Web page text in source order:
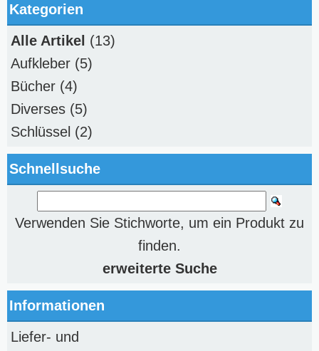
Kategorien
Alle Artikel (13)
Aufkleber (5)
Bücher (4)
Diverses (5)
Schlüssel (2)
Schnellsuche
Verwenden Sie Stichworte, um ein Produkt zu
finden.
erweiterte Suche
Informationen
Liefer- und